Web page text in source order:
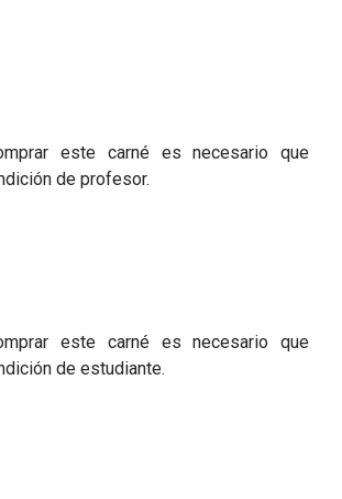
este carné es necesario que
de profesor.
este carné es necesario que
de estudiante.